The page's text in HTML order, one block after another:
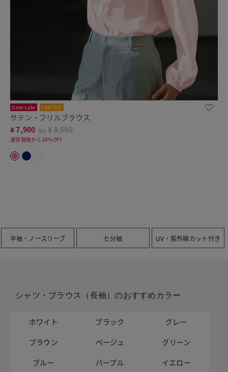
time sale LIMITED
サテン・フリルブラウス
¥7,900 税込 ￥8,690
通常価格から38%OFF
半袖・ノースリーブ 七分袖 UV・紫外線カット付き
シャツ・ブラウス（長袖）のおすすめカラー
ホワイト ブラック
グレー
ブラウン
ベージュ
グリーン
ブルー
パープル
イエロー